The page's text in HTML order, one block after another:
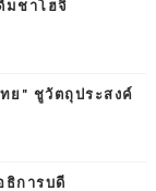
มชาโฮจิ
ย" ชูวัตถุประสงค์
ธิการบดี